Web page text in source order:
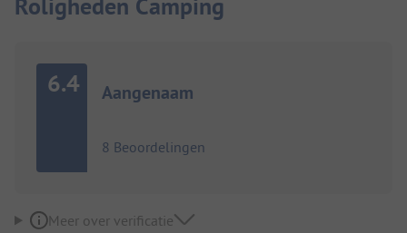
Roligheden Camping
6.4 Aangenaam
8 Beoordelingen
Meer over verificatie